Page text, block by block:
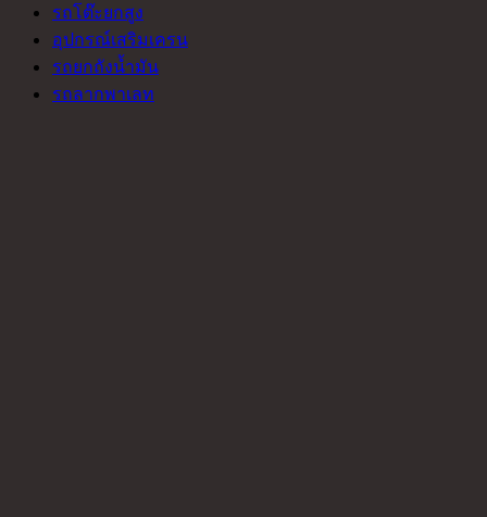
รถโต๊ะยกสูง
อุปกรณ์เสริมเครน
รถยกถังน้ำมัน
รถลากพาเลท